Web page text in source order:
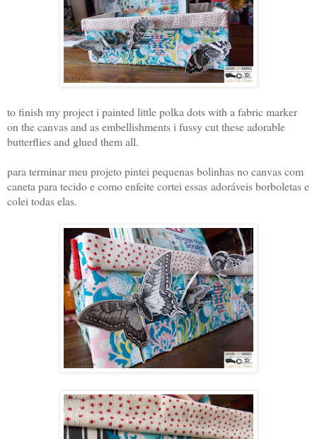
to finish my project i painted little polka dots with a fabric marker
on the canvas and as embellishments i fussy cut these adorable
butterflies and glued them all.
para terminar meu projeto pintei pequenas bolinhas no canvas com
caneta para tecido e como enfeite cortei essas adoráveis borboletas e
colei todas elas.